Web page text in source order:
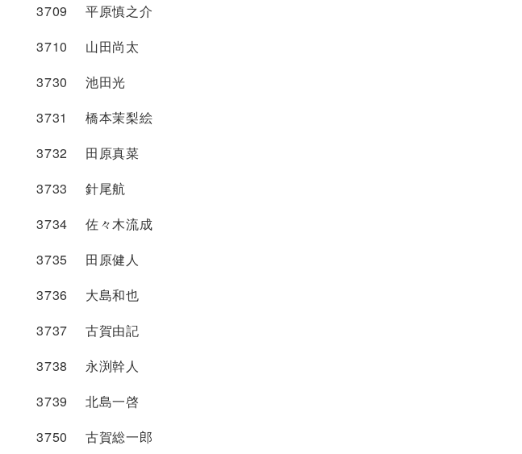
3709 平原慎之介
3710 山田尚太
3730 池田光
3731 橋本茉梨絵
3732 田原真菜
3733 針尾航
3734 佐々木流成
3735 田原健人
3736 大島和也
3737 古賀由記
3738 永渕幹人
3739 北島一啓
3750 古賀総一郎